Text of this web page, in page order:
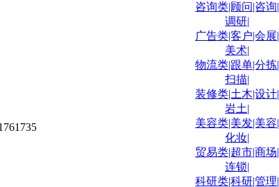
咨询类|顾问|咨询|
调研|
广告类|客户|会展|
美术|
物流类|跟单|分拣|
扫描|
装修类|土木|设计|
岩土|
美容类|美发|美容|
化妆|
贸易类|超市|商场|
连锁|
科研类|科研|管理|